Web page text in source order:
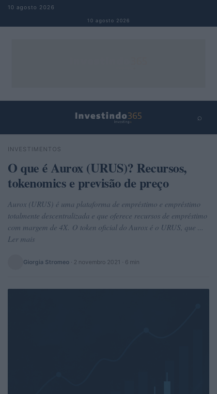
Pular para o conteúdo
10 agosto 2026
10 agosto 2026
⌕
Buscar
INVESTIMENTOS
O que é Aurox (URUS)? Recursos,
tokenomics e previsão de preço
Aurox (URUS) é uma plataforma de empréstimo e empréstimo
totalmente descentralizada e que oferece recursos de empréstimo
com margem de 4X. O token oficial do Aurox é o URUS, que ...
Ler mais
Giorgia Stromeo · 2 novembro 2021 · 6 min